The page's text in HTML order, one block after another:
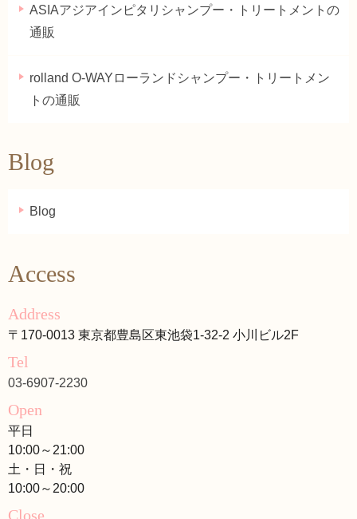
ASIAアジアインピタリシャンプー・トリートメントの
通販
rolland O-WAYローランドシャンプー・トリートメン
トの通販
Blog
Blog
Access
Address
〒170-0013 東京都豊島区東池袋1-32-2 小川ビル2F
Tel
03-6907-2230
Open
平日
10:00～21:00
土・日・祝
10:00～20:00
Close